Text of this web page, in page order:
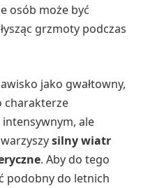
osób może być
grzmoty podczas
jako gwałtowny,
charakterze
ale
silny wiatr
. Aby do tego
podobny do letnich